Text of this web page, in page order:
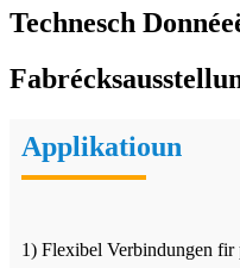
Technesch
Applikatioun
1) Flexibel Verbindungen fir